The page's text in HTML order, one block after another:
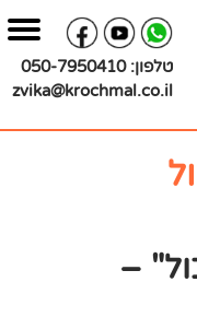
טלפון:050-7950410
zvika@krochmal.co.il
–